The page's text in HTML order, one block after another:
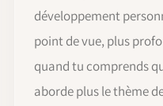
développement
point de vue, plus
quand tu comprends
aborde plus le thème